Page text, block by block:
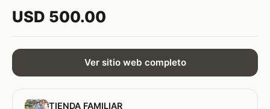
USD 500.00
Ver sitio web completo
TIENDA FAMILIAR